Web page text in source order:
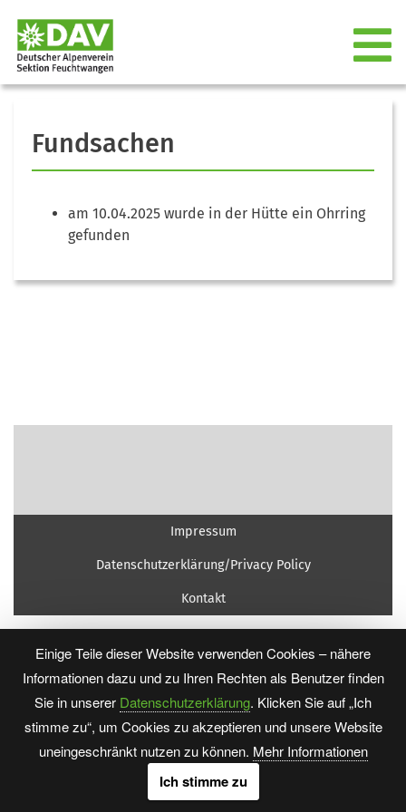
Fundsachen
am 10.04.2025 wurde in der Hütte ein Ohrring
gefunden
Impressum
Datenschutzerklärung/Privacy Policy
Kontakt
Einige Teile dieser Website verwenden Cookies – nähere
Informationen dazu und zu Ihren Rechten als Benutzer finden
Sie in unserer Datenschutzerklärung. Klicken Sie auf „Ich
stimme zu“, um Cookies zu akzeptieren und unsere Website
uneingeschränkt nutzen zu können. Mehr Informationen
Ich stimme zu